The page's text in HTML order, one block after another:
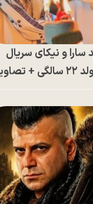
سارا و نیکای سریال